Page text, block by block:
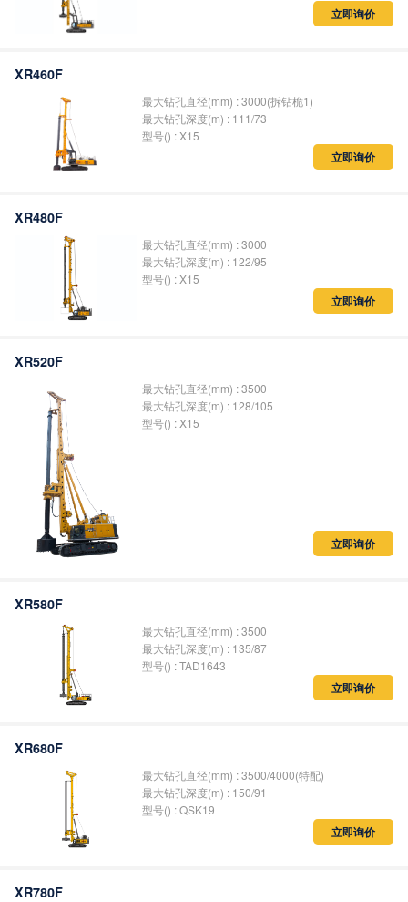
立即询价
XR460F
最大钻孔直径(mm) : 3000(拆钻桅1)
最大钻孔深度(m) : 111/73
型号() : X15
立即询价
XR480F
最大钻孔直径(mm) : 3000
最大钻孔深度(m) : 122/95
型号() : X15
立即询价
XR520F
最大钻孔直径(mm) : 3500
最大钻孔深度(m) : 128/105
型号() : X15
立即询价
XR580F
最大钻孔直径(mm) : 3500
最大钻孔深度(m) : 135/87
型号() : TAD1643
立即询价
XR680F
最大钻孔直径(mm) : 3500/4000(特配)
最大钻孔深度(m) : 150/91
型号() : QSK19
立即询价
XR780F